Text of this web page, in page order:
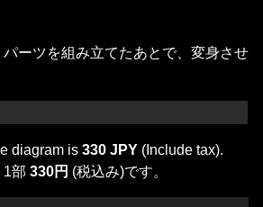
ーツを組み立てたあとで、変身させ
diagram is 330 JPY (Include tax).
1部 330円 (税込み)です。